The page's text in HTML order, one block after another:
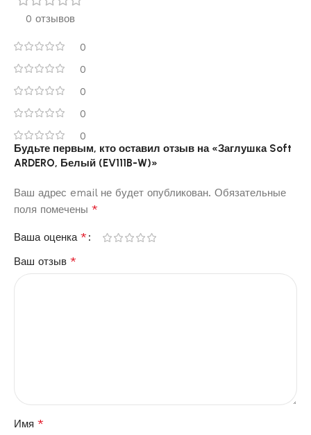
0 отзывов
0
0
0
0
0
Будьте первым, кто оставил отзыв на «Заглушка Soft
ARDERO, Белый (EV111B-W)»
Ваш адрес email не будет опубликован. Обязательные
поля помечены *
Ваша оценка *
Ваш отзыв *
Имя *